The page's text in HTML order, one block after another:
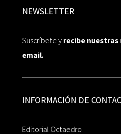
NEWSLETTER
Suscríbete yrecibe nuestras
email.
INFORMACIÓN DE
Editorial Octaedro